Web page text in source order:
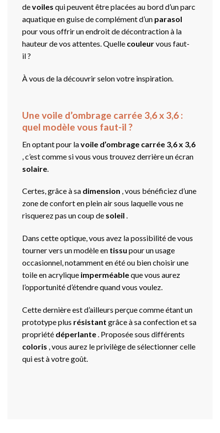
devoiles qui peuvent être placées au bord d’un parc
aquatique en guise de complément d’un parasol
pour vous offrir un endroit de décontraction à la
hauteur de vos attentes. Quelle couleurvous faut-
il ?
À vous de la découvrir selon votre inspiration.
Une voile d’ombrage carrée 3,6 x 3,6 :
quel modèle vous faut-il ?
En optant pour lavoile d’ombrage carrée 3,6 x 3,6
, c’est comme si vous vous trouvez derrière un écran
solaire
Certes, grâce à sa dimension , vous bénéficiez d’une
zone de confort en plein air sous laquelle vous ne
risquerez pas un coup de soleil .
Dans cette optique, vous avez la possibilité de vous
tourner vers un modèle en tissu pour un usage
occasionnel, notamment en été ou bien choisir une
toile en acrylique imperméableque vous aurez
l’opportunité d’étendre quand vous voulez.
Cette dernière est d’ailleurs perçue comme étant un
prototype plus résistant grâce à sa confection et sa
propriété déperlante. Proposée sous différents
coloris , vous aurez le privilège de sélectionner celle
qui est à votre goût.